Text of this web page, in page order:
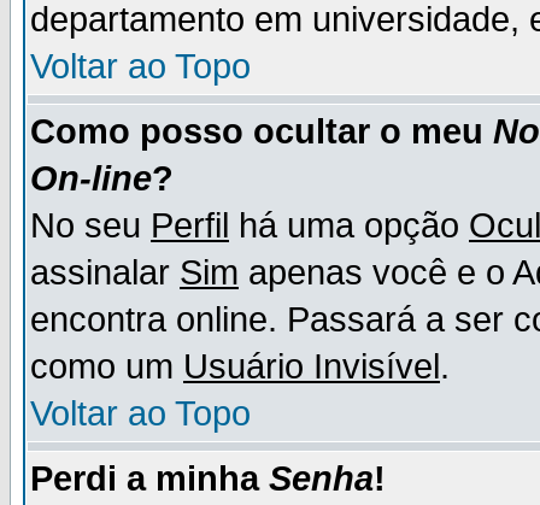
departamento em universidade,
Voltar ao Topo
Como posso ocultar o meu
On-line?
No seu Perfil há uma opção
assinalar Sim apenas você e o
encontra online. Passará a ser
como um Usuário Invisível.
Voltar ao Topo
Perdi a minha Senha!